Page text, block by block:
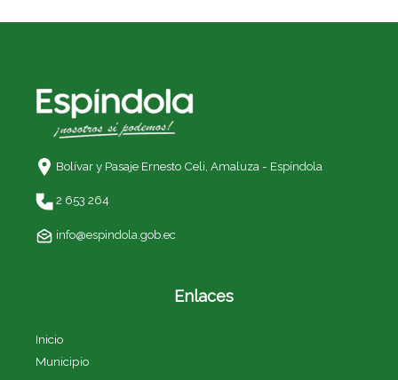
Bolívar y Pasaje Ernesto Celi, Amaluza - Espíndola
2 653 264
info@espindola.gob.ec
Enlaces
Inicio
Municipio